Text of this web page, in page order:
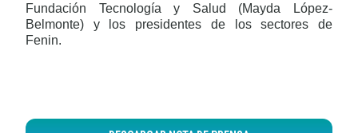
Fundación Tecnología y Salud (Mayda López-
Belmonte) y los presidentes de los sectores de
Fenin.